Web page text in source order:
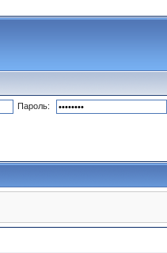
Пароль: